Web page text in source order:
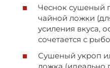
Чеснок сушеный
чайной ложки
усиления вкуса,
сочетается с
Сушеный укроп
ложка